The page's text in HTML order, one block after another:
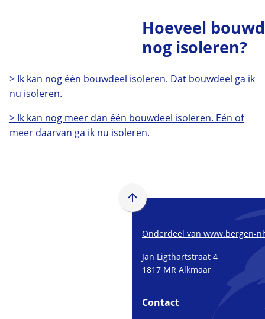
Hoeveel
nog isoleren?
> Ik kan nog één bouwdeel isoleren. Dat bouwdeel ga ik
nu isoleren.
> Ik kan nog meer dan één bouwdeel isoleren. Eén of
meer daarvan ga ik nu isoleren.
Scroll
boven
het
de
Onderdeel van www.bergen-
Jan Ligthartstraat 4
1817 MR Alkmaar
Contact